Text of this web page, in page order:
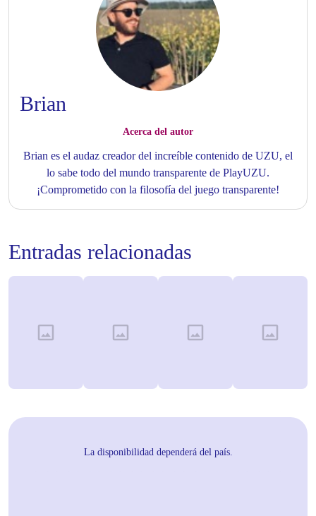
Brian
Acerca del autor
Brian es el audaz creador del increíble contenido de UZU, el
lo sabe todo del mundo transparente de PlayUZU.
¡Comprometido con la filosofía del juego transparente!
Entradas relacionadas
La disponibilidad dependerá del país.